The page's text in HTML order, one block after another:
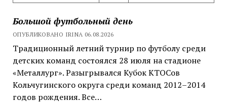
Большой футбольный день
ОПУБЛИКОВАНО IRINA 06.08.2026
Традиционный летний турнир по футболу среди
детских команд состоялся 28 июля на стадионе
«Металлург». Разыгрывался Кубок КТОСов
Кольчугинского округа среди команд 2012–2014
годов рождения. Все…